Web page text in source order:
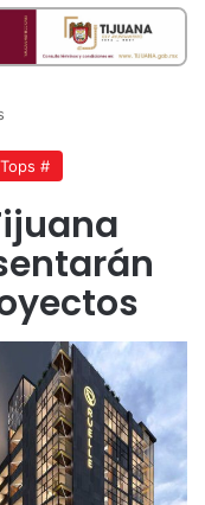
Tops #